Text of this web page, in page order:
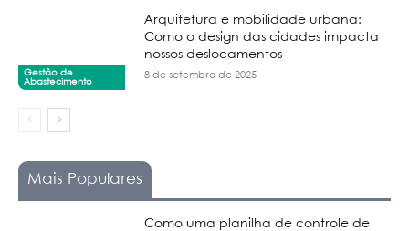
Gestão de
Abastecimento
Arquitetura e mobilidade urbana:
Como o design das cidades impacta
nossos deslocamentos
8 de setembro de 2025
Mais Populares
Como uma planilha de controle de